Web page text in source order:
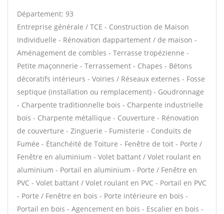
Département: 93
Entreprise générale / TCE - Construction de Maison
Individuelle - Rénovation dappartement / de maison -
Aménagement de combles - Terrasse tropézienne -
Petite maçonnerie - Terrassement - Chapes - Bétons
décoratifs intérieurs - Voiries / Réseaux externes - Fosse
septique (installation ou remplacement) - Goudronnage
- Charpente traditionnelle bois - Charpente industrielle
bois - Charpente métallique - Couverture - Rénovation
de couverture - Zinguerie - Fumisterie - Conduits de
Fumée - Étanchéité de Toiture - Fenêtre de toit - Porte /
Fenêtre en aluminium - Volet battant / Volet roulant en
aluminium - Portail en aluminium - Porte / Fenêtre en
PVC - Volet battant / Volet roulant en PVC - Portail en PVC
- Porte / Fenêtre en bois - Porte intérieure en bois -
Portail en bois - Agencement en bois - Escalier en bois -